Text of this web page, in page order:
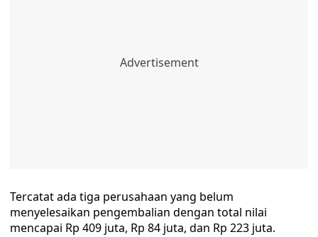
Tercatat ada tiga perusahaan yang belum
menyelesaikan pengembalian dengan total nilai
mencapai Rp 409 juta, Rp 84 juta, dan Rp 223 juta.